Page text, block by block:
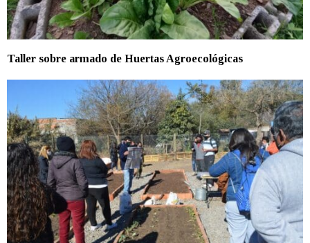
Taller sobre armado de Huertas Agroecológicas